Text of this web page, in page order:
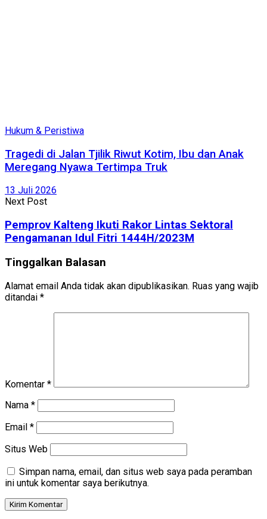
Hukum & Peristiwa
Tragedi di Jalan Tjilik Riwut Kotim, Ibu dan Anak
Meregang Nyawa Tertimpa Truk
13 Juli 2026
Next Post
Pemprov Kalteng Ikuti Rakor Lintas Sektoral
Pengamanan Idul Fitri 1444H/2023M
Tinggalkan Balasan
Alamat email Anda tidak akan dipublikasikan. Ruas yang wajib
ditandai *
Komentar *
Nama *
Email *
Situs Web
Simpan nama, email, dan situs web saya pada peramban
ini untuk komentar saya berikutnya.